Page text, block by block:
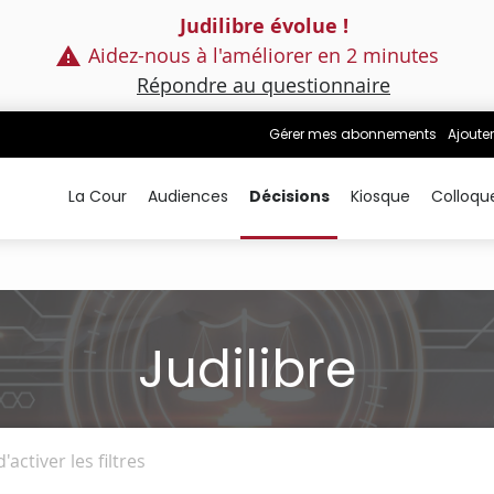
Judilibre évolue !
Aidez-nous à l'améliorer en 2 minutes
Répondre au questionnaire
Gérer mes abonnements
La Cour Audiences Décisions Kiosque
Judilibre